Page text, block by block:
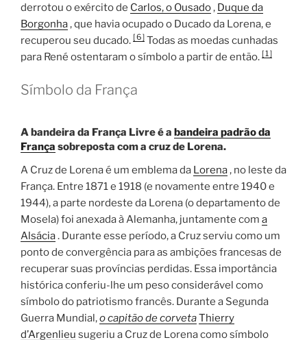
derrotou o exército de Carlos, o Ousado , Duque da
Borgonha , que havia ocupado o Ducado da Lorena, e
recuperou seu ducado. [6] Todas as moedas cunhadas
para René ostentaram o símbolo a partir de então. [1]
Símbolo da França
A bandeira da França Livre é a bandeira padrão da
França sobreposta com a cruz de Lorena.
A Cruz de Lorena é um emblema da Lorena, no leste da
França. Entre 1871 e 1918 (e novamente entre 1940 e
1944), a parte nordeste da Lorena (o departamento de
Mosela) foi anexada à Alemanha, juntamente com a
Alsácia. Durante esse período, a Cruz serviu como um
ponto de convergência para as ambições francesas de
recuperar suas províncias perdidas. Essa importância
histórica conferiu-lhe um peso considerável como
símbolo do patriotismo francês. Durante a Segunda
Guerra Mundial,o capitão de corvetaThierry
d’Argenlieu sugeriu a Cruz de Lorena como símbolo